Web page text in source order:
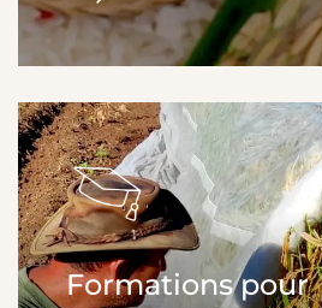
Formations pour